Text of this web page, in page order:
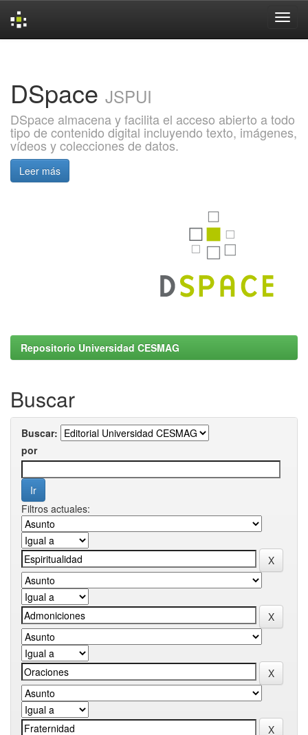
DSpace JSPUI
DSpace almacena y facilita el acceso abierto a todo
tipo de contenido digital incluyendo texto, imágenes,
vídeos y colecciones de datos.
Leer más
Repositorio Universidad CESMAG
Buscar
Buscar:
por
Filtros actuales: